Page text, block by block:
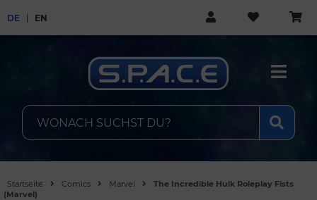
DE EN
Startseite Comics Marvel
The Incredible Hulk Roleplay Fists
(Marvel)